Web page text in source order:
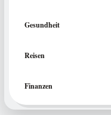
Gesundheit
Reisen
Finanzen